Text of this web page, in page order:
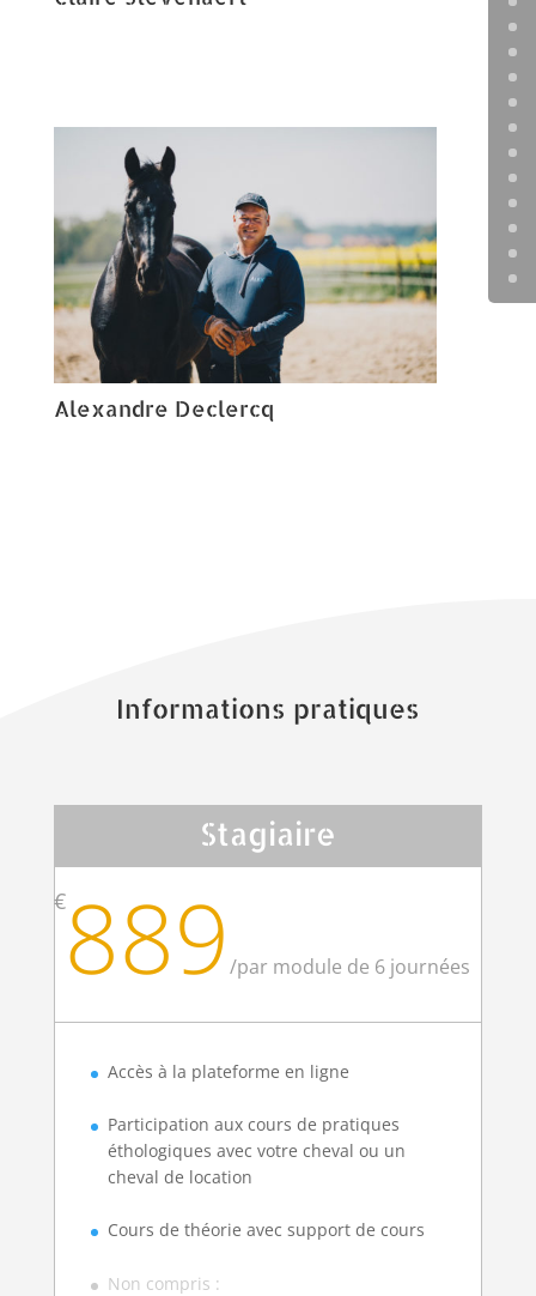
Alexandre Declercq
Informations pratiques
Stagiaire
€889/par module de 6 journées
Accès à la plateforme en ligne
Participation aux cours de pratiques
éthologiques avec votre cheval ou un
cheval de location
Cours de théorie avec support de cours
Non compris :